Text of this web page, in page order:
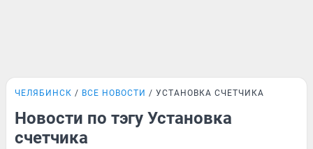
ЧЕЛЯБИНСК ВСЕ НОВОСТИ УСТАНОВКА СЧЕТЧИКА
Новости по тэгу Установка
счетчика